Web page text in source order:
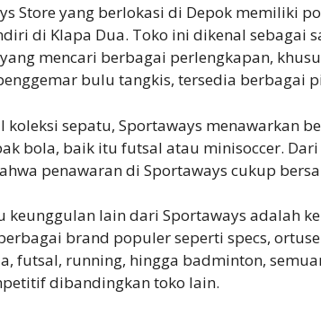
Store yang berlokasi di Depok memiliki
di Klapa Dua. Toko ini dikenal sebagai
mencari berbagai perlengkapan,
bulu tangkis, tersedia berbagai
koleksi sepatu, Sportaways menawarkan
bola, baik itu futsal atau minisoccer.
penawaran di Sportaways cukup
keunggulan lain dari Sportaways adalah
brand populer seperti specs,
futsal, running, hingga badminton,
dibandingkan toko lain.